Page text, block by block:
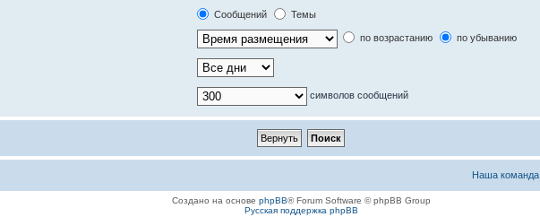
Сообщений
Темы
по возрастанию по убыванию
символов сообщений
Наша команда
Создано на основе phpBB® Forum Software © phpBB Group
Русская поддержка phpBB